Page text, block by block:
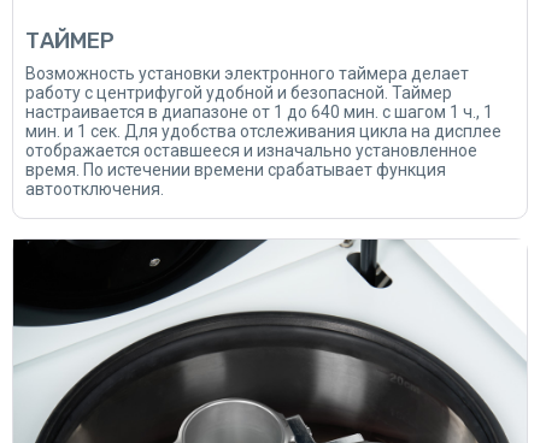
ТАЙМЕР
Возможность установки электронного таймера делает
работу с центрифугой удобной и безопасной. Таймер
настраивается в диапазоне от 1 до 640 мин. с шагом 1 ч., 1
мин. и 1 сек. Для удобства отслеживания цикла на дисплее
отображается оставшееся и изначально установленное
время. По истечении времени срабатывает функция
автоотключения.